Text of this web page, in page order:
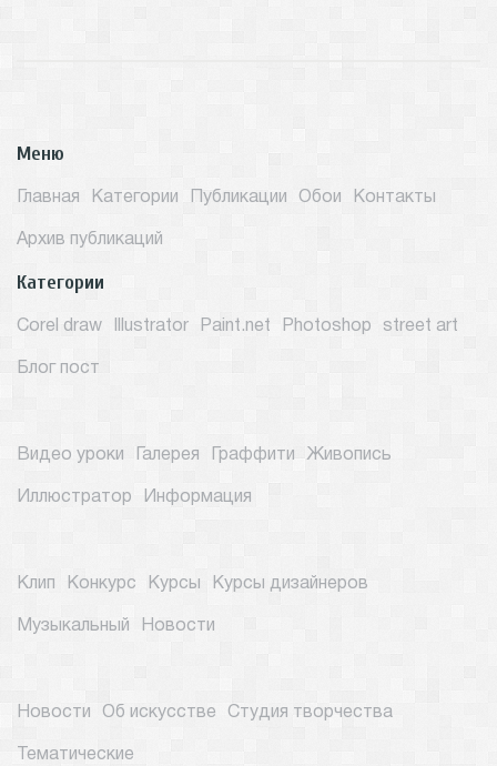
Меню
Главная Категории Публикации Обои Контакты
Архив публикаций
Категории
Corel draw Illustrator Paint.net Photoshop street art
Блог пост
Видео уроки Галерея Граффити Живопись
Иллюстратор Информация
Клип Конкурс Курсы Курсы дизайнеров
Музыкальный Новости
Новости Об искусстве Студия творчества
Тематические